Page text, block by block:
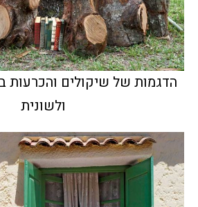
הדגמות של שיקולים והכרעות
ולשונית